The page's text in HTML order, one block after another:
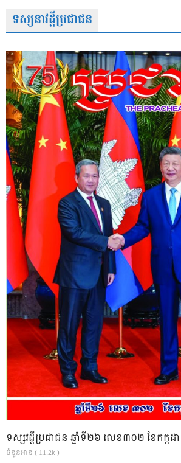
ទស្សនាវដ្តីប្រជាជន
ទស្សវដ្តីប្រជាជន ឆ្នាំទី២៦ លេខ៣០២ ខែកក្កដ
ចំនួនអាន ( 11.2k )